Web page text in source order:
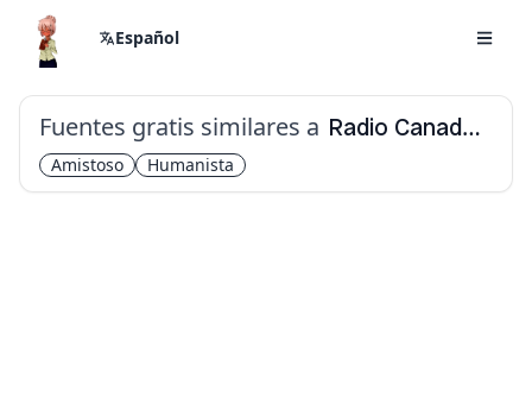
Español
Fuentes gratis similares a Radio Canada Big
Amistoso Humanista